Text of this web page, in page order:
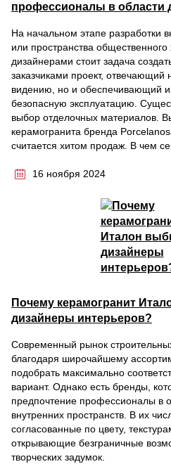
профессионалы в области
На начальном этапе разработки
или пространства общественного
дизайнерами стоит задача
заказчиками проект, отвечающий
видению, но и обеспечивающий
безопасную эксплуатацию.
выбор отделочных материалов.
керамогранита бренда
считается хитом продаж. В чем
16 ноября 2024
Почему керамогранит
дизайнеры интерьеров?
Современный рынок
благодаря широчайшему
подобрать максимально
вариант. Однако есть бренды,
предпочтение профессионалы в
внутренних пространств. В их
согласованные по цвету,
открывающие безграничные
творческих задумок.